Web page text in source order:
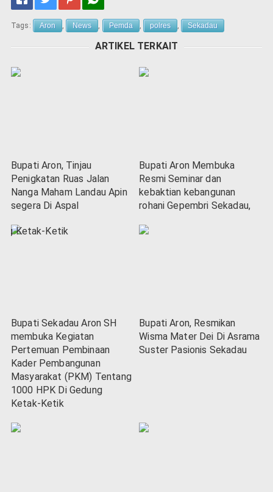
Tags: Aron News Pemda polres Sekadau
ARTIKEL TERKAIT
Bupati Aron, Tinjau
Penigkatan Ruas Jalan
Nanga Maham Landau Apin
segera Di Aspal
Bupati Aron Membuka
Resmi Seminar dan
kebaktian kebangunan
rohani Gepembri Sekadau,
Bupati Sekadau Aron SH
membuka Kegiatan
Pertemuan Pembinaan
Kader Pembangunan
Masyarakat (PKM) Tentang
1000 HPK Di Gedung
Ketak-Ketik
Bupati Aron, Resmikan
Wisma Mater Dei Di Asrama
Suster Pasionis Sekadau